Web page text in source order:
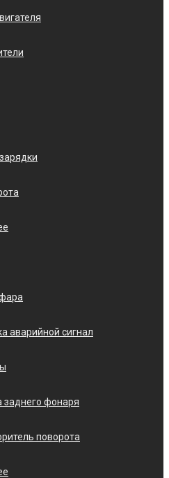
аварийной сигнал
заднего фонаря
поворота